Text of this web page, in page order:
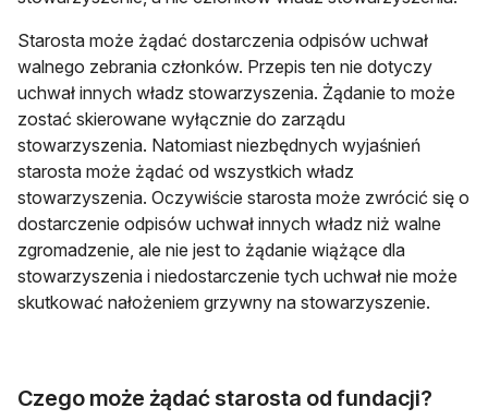
Starosta może żądać dostarczenia odpisów uchwał
walnego zebrania członków. Przepis ten nie dotyczy
uchwał innych władz stowarzyszenia. Żądanie to może
zostać skierowane wyłącznie do zarządu
stowarzyszenia. Natomiast niezbędnych wyjaśnień
starosta może żądać od wszystkich władz
stowarzyszenia. Oczywiście starosta może zwrócić się o
dostarczenie odpisów uchwał innych władz niż walne
zgromadzenie, ale nie jest to żądanie wiążące dla
stowarzyszenia i niedostarczenie tych uchwał nie może
skutkować nałożeniem grzywny na stowarzyszenie.
Czego może żądać starosta od fundacji?